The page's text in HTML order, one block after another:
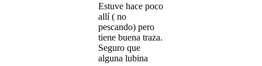
Estuve hace poco
allí ( no
pescando) pero
tiene buena traza.
Seguro que
alguna lubina